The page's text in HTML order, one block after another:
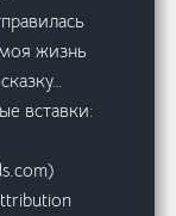
жизнь
вставки: